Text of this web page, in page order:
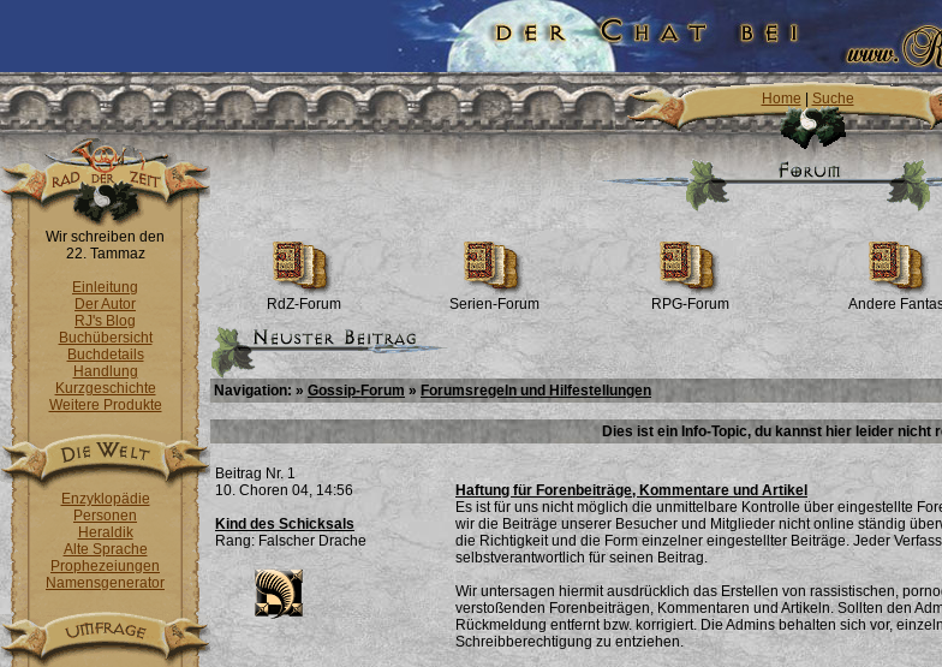
Home Suche
Wir schreiben den
22. Tammaz
Einleitung
Der Autor
RJ's Blog
Buchübersicht
Buchdetails
Handlung
Kurzgeschichte
Weitere Produkte
Enzyklopädie
Personen
Heraldik
Alte Sprache
Prophezeiungen
Namensgenerator
RdZ-Forum Serien-Forum RPG-Forum Andere
Navigation: » Gossip-Forum » Forumsregeln und Hilfestellungen
Dies ist ein Info-Topic, du kannst hier leider nicht
Beitrag Nr. 1
10. Choren 04, 14:56
Kind des Schicksals
Rang: Falscher Drache
Haftung für Forenbeiträge, Kommentare und Artikel
Es ist für uns nicht möglich die unmittelbare Kontrolle über eingestellte
wir die Beiträge unserer Besucher und Mitglieder nicht online ständig
die Richtigkeit und die Form einzelner eingestellter Beiträge. Jeder
selbstverantwortlich für seinen Beitrag.
Wir untersagen hiermit ausdrücklich das Erstellen von rassistischen,
verstoßenden Forenbeiträgen, Kommentaren und Artikeln. Sollten den
Rückmeldung entfernt bzw. korrigiert. Die Admins behalten sich vor,
Schreibberechtigung zu entziehen.